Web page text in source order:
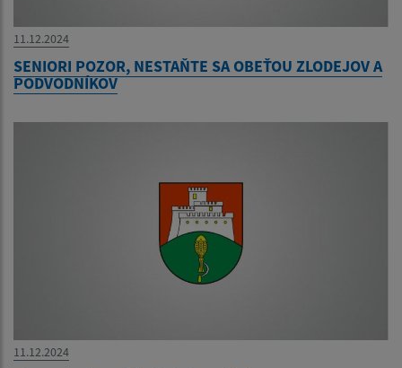
11.12.2024
SENIORI POZOR, NESTAŇTE SA OBEŤOU ZLODEJOV A
PODVODNÍKOV
11.12.2024